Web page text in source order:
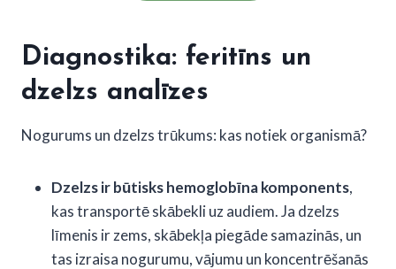
Diagnostika: feritīns un
dzelzs analīzes
Nogurums un dzelzs trūkums: kas notiek organismā?
Dzelzs ir būtisks hemoglobīna komponents,
kas transportē skābekli uz audiem. Ja dzelzs
līmenis ir zems, skābekļa piegāde samazinās, un
tas izraisa nogurumu, vājumu un koncentrēšanās